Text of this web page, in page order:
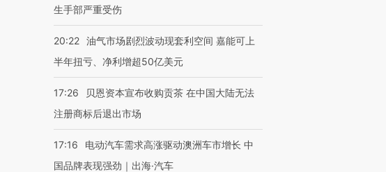
生手部严重受伤
20:22 油气市场剧烈波动现套利空间 嘉能可上
半年扭亏、净利增超50亿美元
17:26
贝恩资本宣布收购贡茶 在中国大陆无法
注册商标后退出市场
17:16
电动汽车需求高涨驱动澳洲车市增长 中
国品牌表现强劲｜出海·汽车